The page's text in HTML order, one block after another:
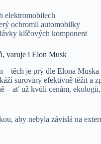
elektromobilech
ochromil automobilky
klíčových komponent
varuje i Elon Musk
těch je prý dle Elona
suroviny efektivně těžit a
– ať už kvůli cenám,
aby nebyla závislá na